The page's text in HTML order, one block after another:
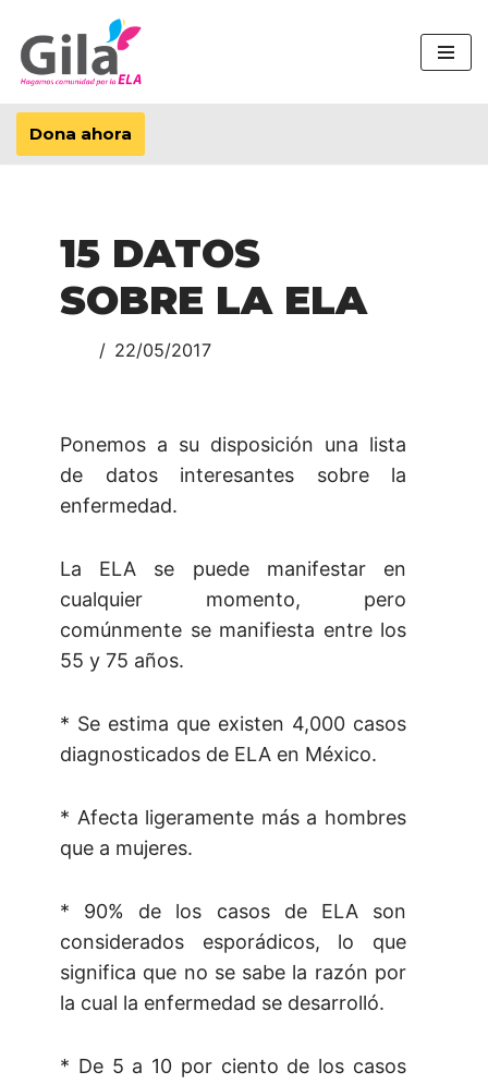
Saltar
al
contenido
Dona ahora
15 DATOS
SOBRE LA ELA
22/05/2017
Ponemos a su disposición una lista
de datos interesantes sobre la
enfermedad.
La ELA se puede manifestar en
cualquier momento, pero
comúnmente se manifiesta entre los
55 y 75 años.
* Se estima que existen 4,000 casos
diagnosticados de ELA en México.
* Afecta ligeramente más a hombres
que a mujeres.
* 90% de los casos de ELA son
considerados esporádicos, lo que
significa que no se sabe la razón por
la cual la enfermedad se desarrolló.
* De 5 a 10 por ciento de los casos